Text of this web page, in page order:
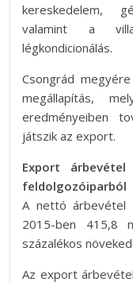
kereskedelem,
valamint a
légkondicionálás.
Csongrád
megállapítás,
eredményeiben
játszik az export.
Export
feldolgozóiparból
A nettó
2015-ben 415,8
százalékos
Az export